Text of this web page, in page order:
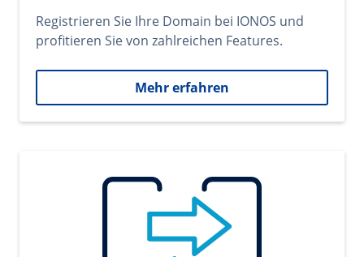
Registrieren Sie Ihre Domain bei IONOS und
profitieren Sie von zahlreichen Features.
Mehr erfahren